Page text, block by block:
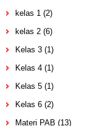
kelas 1 (2)
kelas 2 (6)
Kelas 3 (1)
Kelas 4 (1)
Kelas 5 (1)
Kelas 6 (2)
Materi PAB (13)